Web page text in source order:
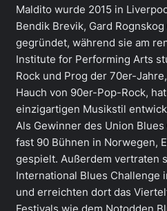
Maldito wurde 2015 in
Bendik Brevik, Gard
gegründet, während sie am
Institute for Performing Arts
Rock und Prog der 70er-
Hauch von 90er-Pop-Rock,
einzigartigen Musikstil
Als Gewinner des Union
fast 90 Bühnen in Norwegen,
gespielt. Außerdem vertraten
International Blues Challenge
und erreichten dort das